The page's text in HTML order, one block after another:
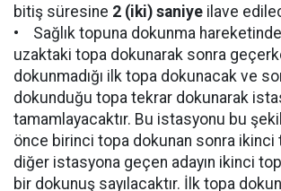
bitiş süresine 2 (iki) saniye ilave
• Sağlık topuna dokunma
uzaktaki topa dokunarak sonra
dokunmadığı ilk topa dokunacak ve
dokunduğu topa tekrar dokunarak
tamamlayacaktır. Bu istasyonu bu
önce birinci topa dokunan sonra ikinci
diğer istasyona geçen adayın ikinci
bir dokunuş sayılacaktır. İlk topa